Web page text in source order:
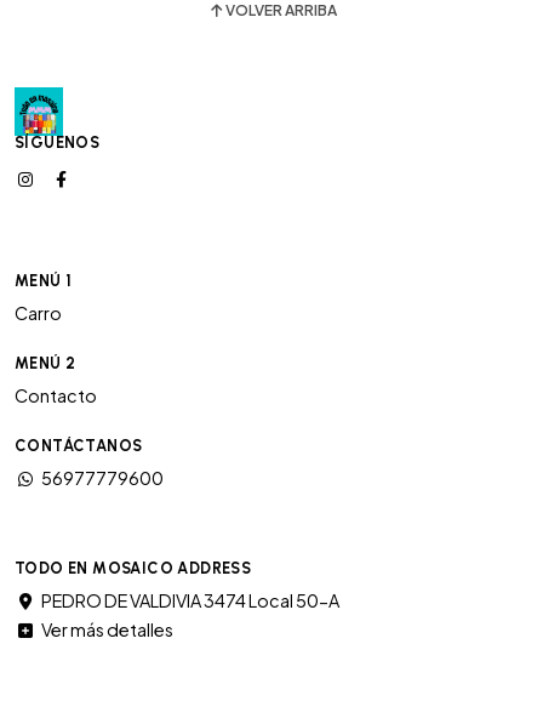
VOLVER ARRIBA
SÍGUENOS
MENÚ 1
Carro
MENÚ 2
Contacto
CONTÁCTANOS
56977779600
TODO EN MOSAICO ADDRESS
PEDRO DE VALDIVIA 3474 Local 50-A
Ver más detalles